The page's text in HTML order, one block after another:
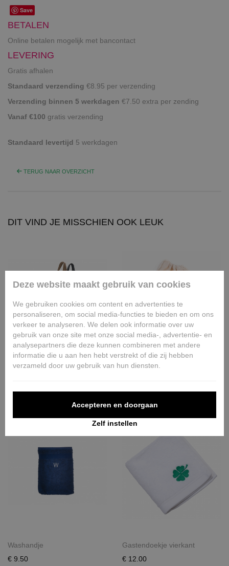
Save
BETALEN
Online betalen mogelijk met bancontact
LEVERING
Gratis afhalen
Standaard verzending €8.95 per verzending
Verzending binnen 5 werkdagen €7.50 extra per zending
Vanaf €100 gratis verzending
Standaard levertijd 5 werkdagen
TERUG NAAR OVERZICHT
DIT VIND JE MISSCHIEN OOK LEUK
Washandje
€ 9.50
Gastendoekje vierkant
€ 12.00
Deze website maakt gebruik van cookies
We gebruiken cookies om content en advertenties te
personaliseren, om social media-functies te bieden en om ons
verkeer te analyseren. We delen ook informatie over uw
gebruik van onze site met onze social media-, advertentie- en
analysepartners die deze kunnen combineren met andere
informatie die u aan hen hebt verstrekt of die zij hebben
verzameld door uw gebruik van hun diensten.
Zelf instellen
Accepteren en doorgaan